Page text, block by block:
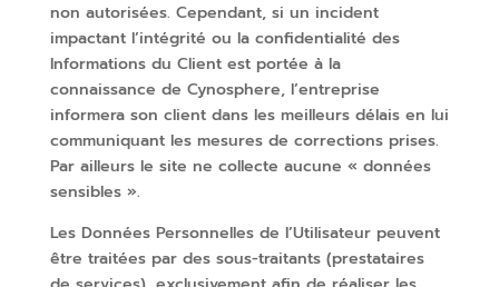
non autorisées. Cependant, si un incident
impactant l’intégrité ou la confidentialité des
Informations du Client est portée à la
connaissance de Cynosphere, l’entreprise
informera son client dans les meilleurs délais en lui
communiquant les mesures de corrections prises.
Par ailleurs le site ne collecte aucune « données
sensibles ».
Les Données Personnelles de l’Utilisateur peuvent
être traitées par des sous-traitants (prestataires